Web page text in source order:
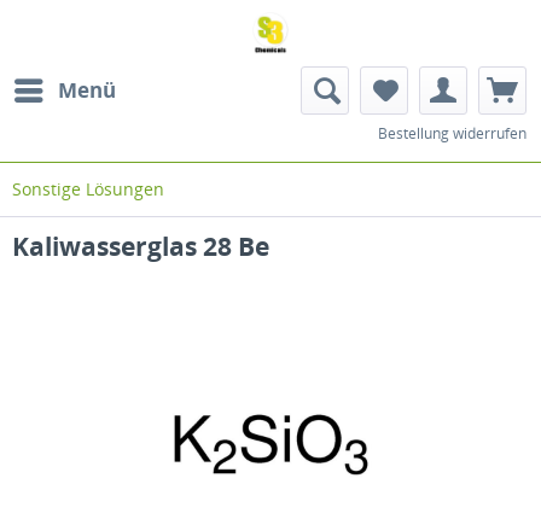
Menü
Bestellung widerrufen
Sonstige Lösungen
Kaliwasserglas 28 Be